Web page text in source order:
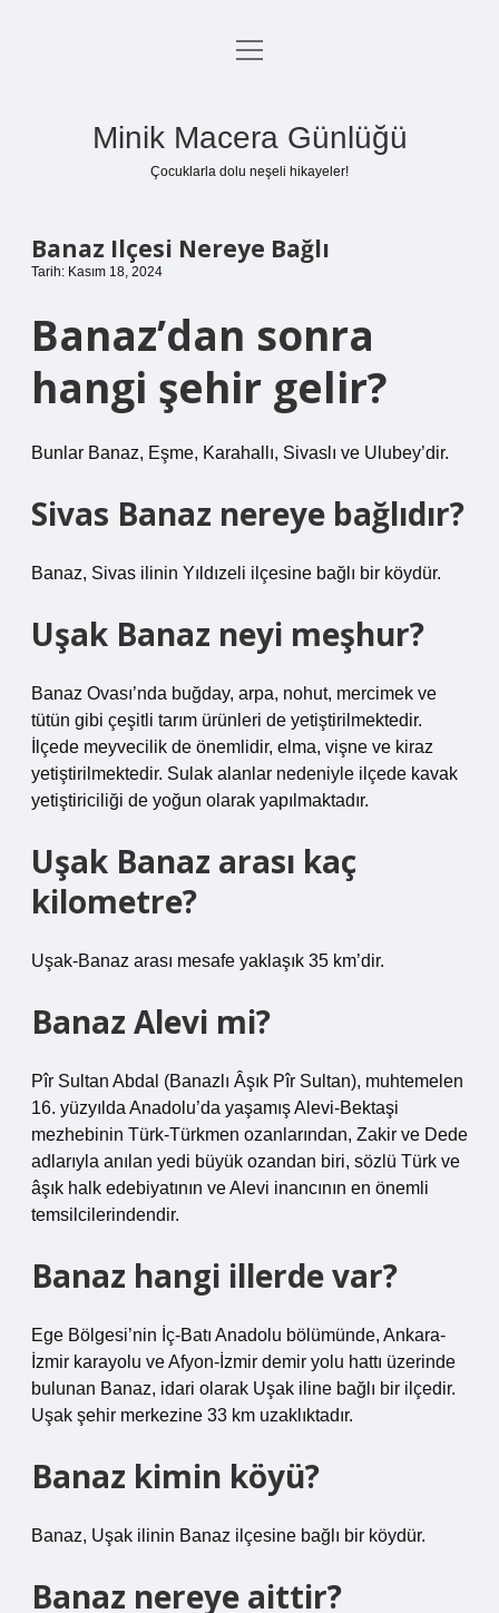
Anasayfa
menüyü
Minik Macera Günlüğü
Çocuklarla dolu neşeli hikayeler!
Banaz Ilçesi Nereye Bağlı
Tarih: Kasım 18, 2024
Banaz’dan sonra
hangi şehir gelir?
Bunlar Banaz, Eşme, Karahallı, Sivaslı ve Ulubey’dir.
Sivas Banaz nereye bağlıdır?
Banaz, Sivas ilinin Yıldızeli ilçesine bağlı bir köydür.
Uşak Banaz neyi meşhur?
Banaz Ovası’nda buğday, arpa, nohut, mercimek ve
tütün gibi çeşitli tarım ürünleri de yetiştirilmektedir.
İlçede meyvecilik de önemlidir, elma, vişne ve kiraz
yetiştirilmektedir. Sulak alanlar nedeniyle ilçede kavak
yetiştiriciliği de yoğun olarak yapılmaktadır.
Uşak Banaz arası kaç
kilometre?
Uşak-Banaz arası mesafe yaklaşık 35 km’dir.
Banaz Alevi mi?
Pîr Sultan Abdal (Banazlı Âşık Pîr Sultan), muhtemelen
16. yüzyılda Anadolu’da yaşamış Alevi-Bektaşi
mezhebinin Türk-Türkmen ozanlarından, Zakir ve Dede
adlarıyla anılan yedi büyük ozandan biri, sözlü Türk ve
âşık halk edebiyatının ve Alevi inancının en önemli
temsilcilerindendir.
Banaz hangi illerde var?
Ege Bölgesi’nin İç-Batı Anadolu bölümünde, Ankara-
İzmir karayolu ve Afyon-İzmir demir yolu hattı üzerinde
bulunan Banaz, idari olarak Uşak iline bağlı bir ilçedir.
Uşak şehir merkezine 33 km uzaklıktadır.
Banaz kimin köyü?
Banaz, Uşak ilinin Banaz ilçesine bağlı bir köydür.
Banaz nereye aittir?